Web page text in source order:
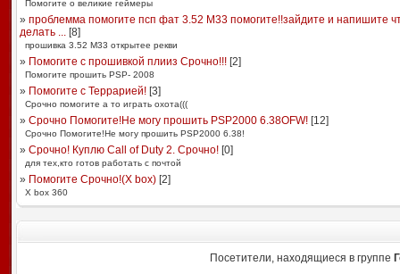
Помогите о великие геймеры
» проблемма помогите псп фат 3.52 М33 помогите!!зайдите и напишите
делать ...[8]
прошивка 3.52 М33 открытее рекви
» Помогите с прошивкой плииз Срочно!!![2]
Помогите прошить PSP- 2008
» Помогите с Террарией![3]
Срочно помогите а то играть охота(((
» Срочно Помогите!Не могу прошить PSP2000 6.38OFW![12]
Срочно Помогите!Не могу прошить PSP2000 6.38!
» Срочно! Куплю Call of Duty 2. Срочно![0]
для тех,кто готов работать с почтой
» Помогите Срочно!(X box)[2]
X box 360
Посетители, находящиеся в группе